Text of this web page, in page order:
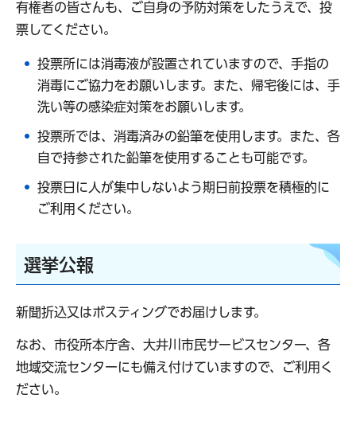
有権者の皆さんも、ご自身の予防対策をしたうえで、投
票してください。
投票所には消毒液が設置されていますので、手指の
消毒にご協力をお願いします。また、帰宅後には、手
洗い等の感染症対策をお願いします。
投票所では、消毒済みの鉛筆を使用します。また、各
自で持参された鉛筆を使用することも可能です。
投票日に人が集中しないよう期日前投票を積極的に
ご利用ください。
選挙公報
新聞折込又はポスティングでお届けします。
なお、市役所本庁舎、大井川市民サービスセンター、各
地域交流センターにも備え付けていますので、ご利用く
ださい。